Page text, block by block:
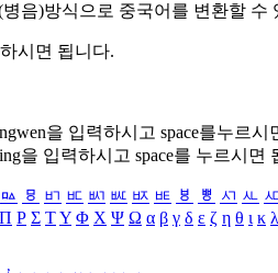
음)방식으로 중국어를 변환할 수
시면 됩니다.
을 입력하시고 space를누르시
을 입력하시고 space를 누르시면
ㅰ ㅱ ㅲ ㅳ ㅴ ㅵ ㅶ ㅷ ㅸ ㅹ ㅺ ㅻ
Π Ρ Σ ΤΥ Φ Χ Ψ Ω α β γ δ ε ζ η θ ι κ λ